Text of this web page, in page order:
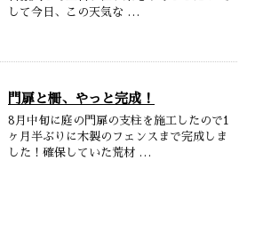
して今日、この天気な …
門扉と柵、やっと完成！
8月中旬に庭の門扉の支柱を施工したので1
ヶ月半ぶりに木製のフェンスまで完成しま
した！確保していた荒材 …